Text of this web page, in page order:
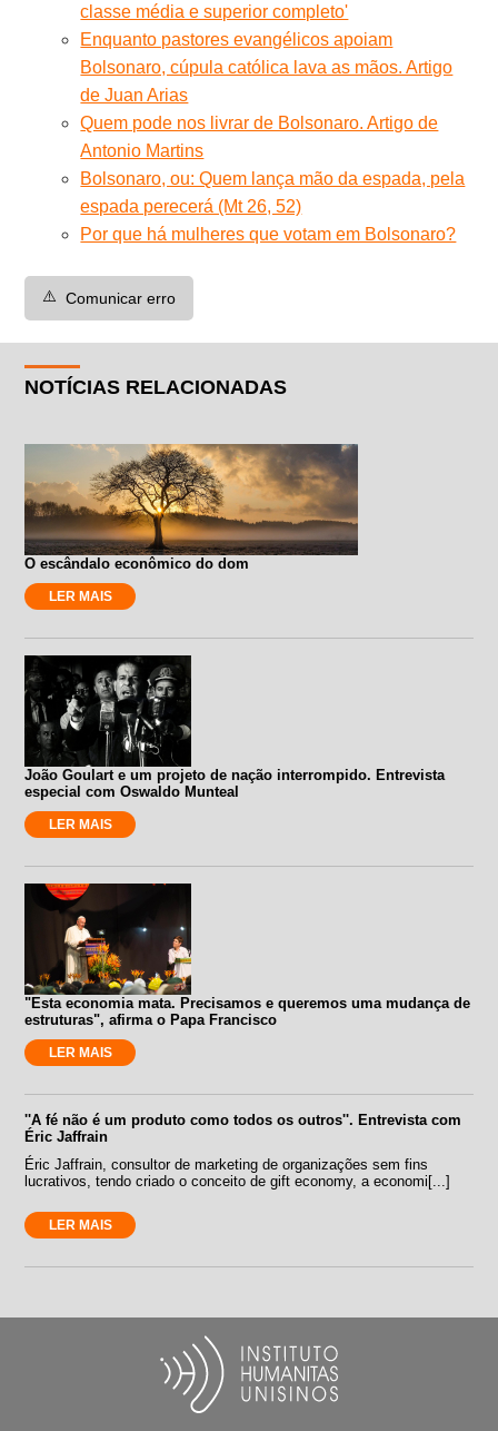
classe média e superior completo'
Enquanto pastores evangélicos apoiam
Bolsonaro, cúpula católica lava as mãos. Artigo
de Juan Arias
Quem pode nos livrar de Bolsonaro. Artigo de
Antonio Martins
Bolsonaro, ou: Quem lança mão da espada, pela
espada perecerá (Mt 26, 52)
Por que há mulheres que votam em Bolsonaro?
⚠️ Comunicar erro
NOTÍCIAS RELACIONADAS
O escândalo econômico do dom
LER MAIS
João Goulart e um projeto de nação interrompido. Entrevista
especial com Oswaldo Munteal
LER MAIS
"Esta economia mata. Precisamos e queremos uma mudança de
estruturas", afirma o Papa Francisco
LER MAIS
''A fé não é um produto como todos os outros''. Entrevista com
Éric Jaffrain
Éric Jaffrain, consultor de marketing de organizações sem fins
lucrativos, tendo criado o conceito de gift economy, a economi[...]
LER MAIS